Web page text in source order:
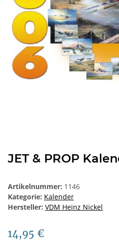
JET & PROP
Artikelnummer: 1146
Kategorie: Kalender
Hersteller: VDM Heinz Nickel
14,95 €